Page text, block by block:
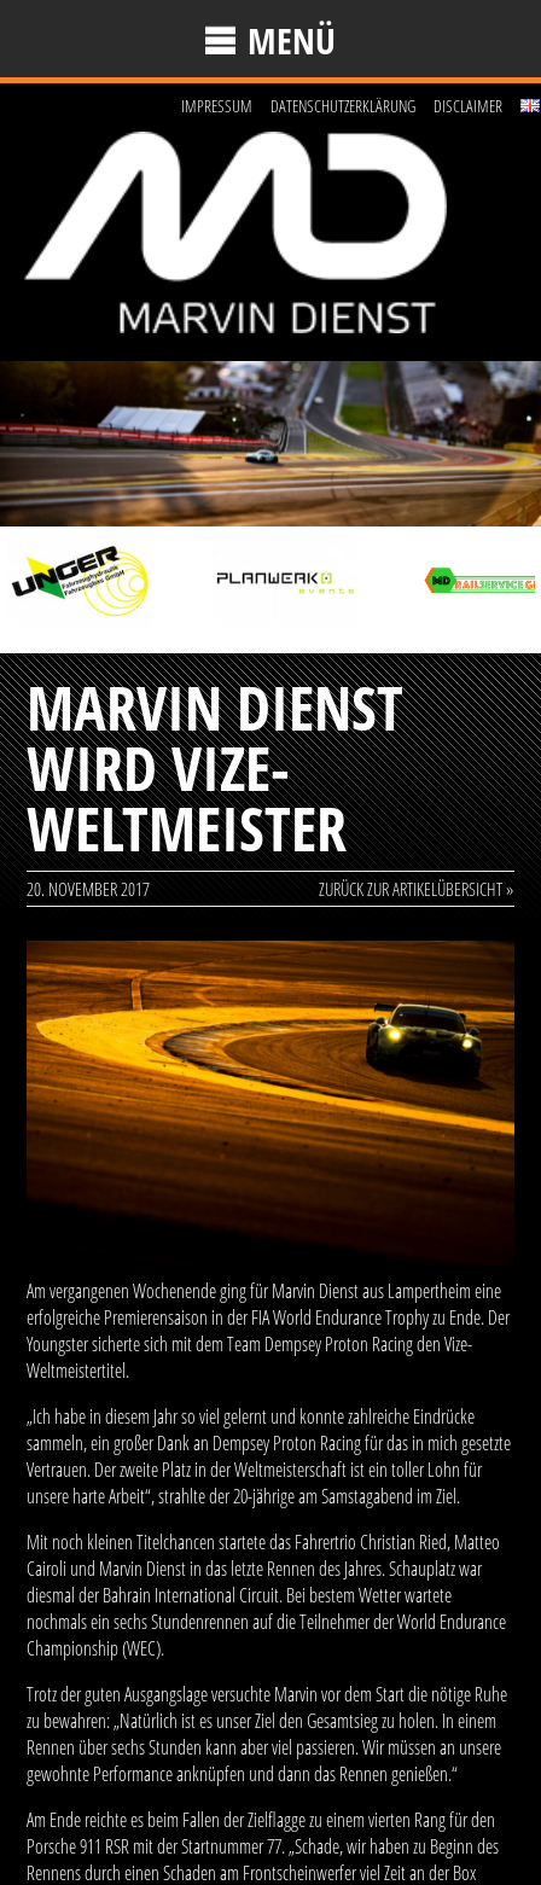
MENÜ
IMPRESSUM DATENSCHUTZERKLÄRUNG DISCLAIMER
MARVIN DIENST
WIRD VIZE-
WELTMEISTER
20. NOVEMBER 2017 ZURÜCK ZUR ARTIKELÜBERSICHT »
Am vergangenen Wochenende ging für Marvin Dienst aus Lampertheim eine
erfolgreiche Premierensaison in der FIA World Endurance Trophy zu Ende. Der
Youngster sicherte sich mit dem Team Dempsey Proton Racing den Vize-
Weltmeistertitel.
„Ich habe in diesem Jahr so viel gelernt und konnte zahlreiche Eindrücke
sammeln, ein großer Dank an Dempsey Proton Racing für das in mich gesetzte
Vertrauen. Der zweite Platz in der Weltmeisterschaft ist ein toller Lohn für
unsere harte Arbeit“, strahlte der 20-jährige am Samstagabend im Ziel.
Mit noch kleinen Titelchancen startete das Fahrertrio Christian Ried, Matteo
Cairoli und Marvin Dienst in das letzte Rennen des Jahres. Schauplatz war
diesmal der Bahrain International Circuit. Bei bestem Wetter wartete
nochmals ein sechs Stundenrennen auf die Teilnehmer der World Endurance
Championship (WEC).
Trotz der guten Ausgangslage versuchte Marvin vor dem Start die nötige Ruhe
zu bewahren: „Natürlich ist es unser Ziel den Gesamtsieg zu holen. In einem
Rennen über sechs Stunden kann aber viel passieren. Wir müssen an unsere
gewohnte Performance anknüpfen und dann das Rennen genießen.“
Am Ende reichte es beim Fallen der Zielflagge zu einem vierten Rang für den
Porsche 911 RSR mit der Startnummer 77. „Schade, wir haben zu Beginn des
Rennens durch einen Schaden am Frontscheinwerfer viel Zeit an der Box